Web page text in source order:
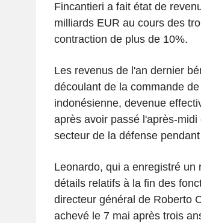
Fincantieri a fait état de
milliards EUR au cours des
contraction de plus de 10%.
Les revenus de l'an dernier
découlant de la commande
indonésienne, devenue
après avoir passé l'après-
secteur de la défense
Leonardo, qui a enregistré
détails relatifs à la fin des
directeur général de Roberto
achevé le 7 mai après trois